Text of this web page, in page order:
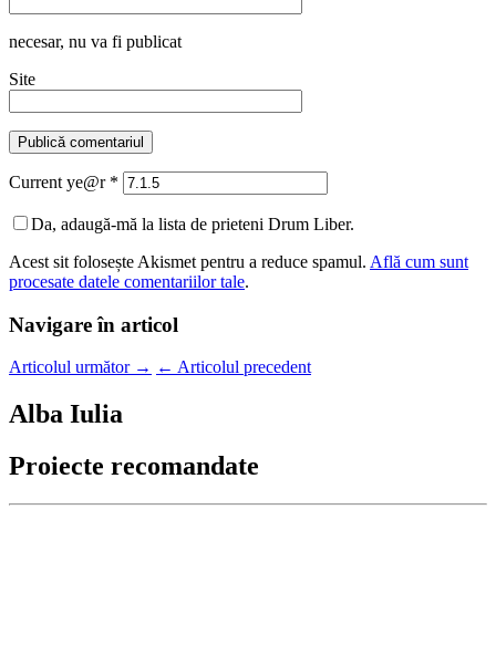
necesar, nu va fi publicat
Site
Current ye@r *
Da, adaugă-mă la lista de prieteni Drum Liber.
Acest sit folosește Akismet pentru a reduce spamul. Află cum sunt
procesate datele comentariilor tale.
Navigare în articol
Articolul următor → ← Articolul precedent
Alba Iulia
Proiecte recomandate